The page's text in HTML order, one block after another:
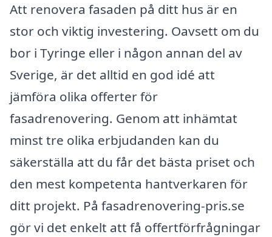
Att renovera fasaden på ditt hus är en
stor och viktig investering. Oavsett om du
bor i Tyringe eller i någon annan del av
Sverige, är det alltid en god idé att
jämföra olika offerter för
fasadrenovering. Genom att inhämtat
minst tre olika erbjudanden kan du
säkerställa att du får det bästa priset och
den mest kompetenta hantverkaren för
ditt projekt. På fasadrenovering-pris.se
gör vi det enkelt att få offertförfrågningar